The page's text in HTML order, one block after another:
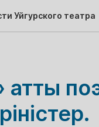
Уйгурского театра